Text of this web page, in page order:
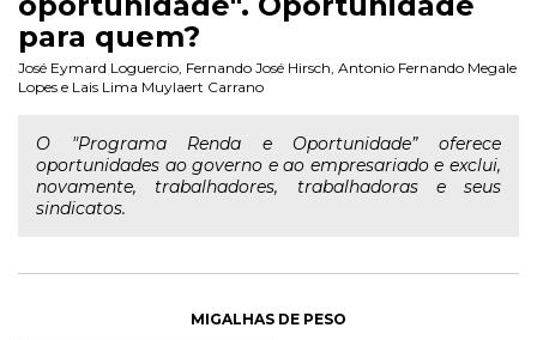
para quem?
José Eymard Loguercio, Fernando José Hirsch, Antonio Fernando Megale
Lopes e Lais Lima Muylaert Carrano
O "Programa Renda e Oportunidade” oferece
oportunidades ao governo e ao empresariado e exclui,
novamente, trabalhadores, trabalhadoras e seus
sindicatos.
MIGALHAS DE PESO